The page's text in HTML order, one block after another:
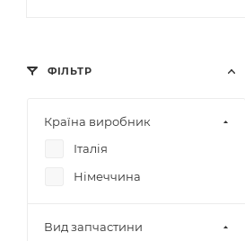
ФІЛЬТР
Країна виробник
Італія
Німеччина
Вид запчастини